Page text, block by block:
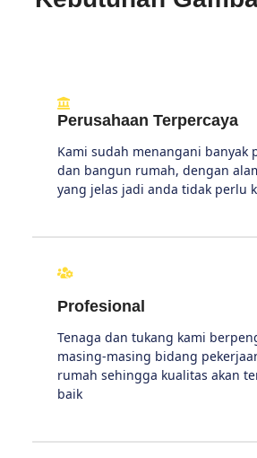
Perusahaan Terpercaya
Kami sudah menangani banyak
dan bangun rumah, dengan
yang jelas jadi anda tidak perlu
Profesional
Tenaga dan tukang kami
masing-masing bidang
rumah sehingga kualitas akan
baik